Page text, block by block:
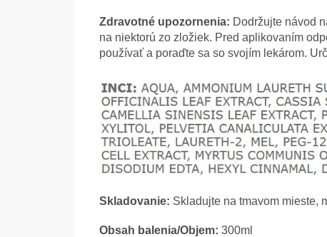
Zdravotné upozornenia: Dodržujte návod
na niektorú zo zložiek. Pred aplikovaním
používať a poraďte sa so svojím lekárom.
Skladovanie: Skladujte na tmavom mieste,
Obsah balenia/Objem: 300ml